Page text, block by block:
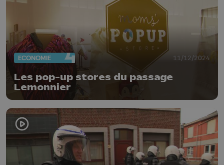
ECONOMIE 11/12/2024
Les pop-up stores du passage
Lemonnier